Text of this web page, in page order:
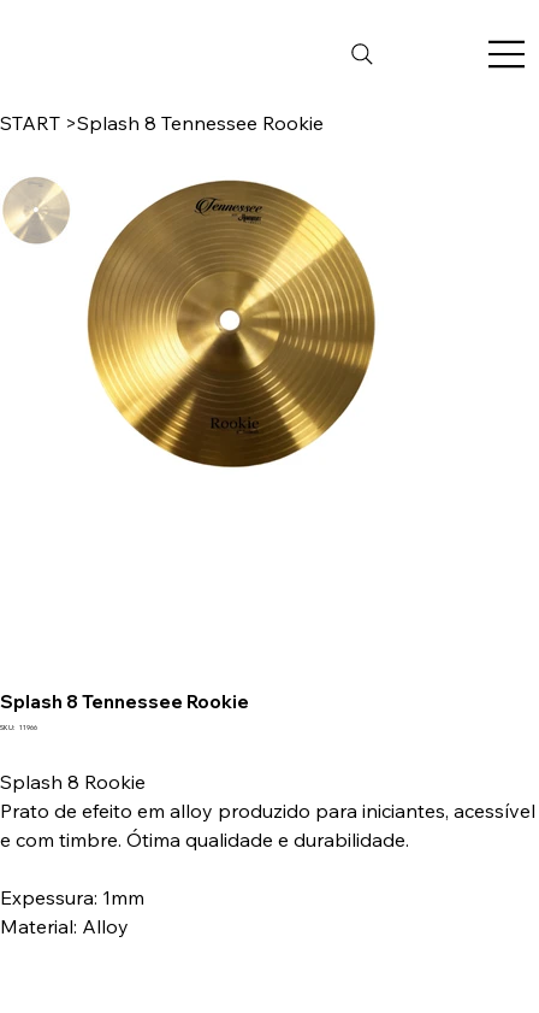
START >Splash 8 Tennessee Rookie
Splash 8 Tennessee Rookie
SKU: SKU
11966
Splash 8 Rookie
Prato de efeito em alloy produzido para iniciantes, acessível
e com timbre. Ótima qualidade e durabilidade.
Expessura: 1mm
Material: Alloy